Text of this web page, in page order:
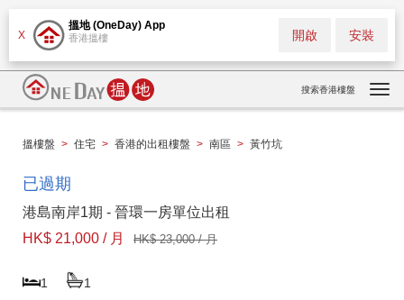
X
搵地 (OneDay) App
香港搵樓 安裝
開啟
搜索香港樓盤
搵樓盤 > 住宅 > 香港的出租樓盤 > 南區 > 黃竹坑
已過期
港島南岸1期 - 晉環一房單位出租
HK$ 21,000 / 月
HK$ 23,000 / 月
1 1